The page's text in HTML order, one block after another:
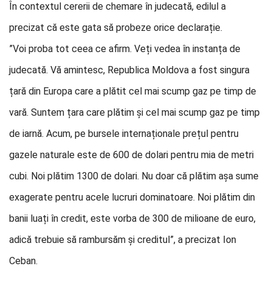
În contextul cererii de chemare în judecată, edilul a
precizat că este gata să probeze orice declarație.
”Voi proba tot ceea ce afirm. Veți vedea în instanța de
judecată. Vă amintesc, Republica Moldova a fost singura
țară din Europa care a plătit cel mai scump gaz pe timp de
vară. Suntem țara care plătim și cel mai scump gaz pe timp
de iarnă. Acum, pe bursele internaționale prețul pentru
gazele naturale este de 600 de dolari pentru mia de metri
cubi. Noi plătim 1300 de dolari. Nu doar că plătim așa sume
exagerate pentru acele lucruri dominatoare. Noi plătim din
banii luați în credit, este vorba de 300 de milioane de euro,
adică trebuie să rambursăm și creditul”, a precizat Ion
Ceban.